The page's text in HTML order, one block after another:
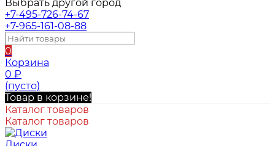
Выбрать другой город
+7-495-726-74-67
+7-965-161-08-88
0
Корзина
0 ₽
(пусто)
Товар в корзине!
Каталог товаров
Каталог товаров